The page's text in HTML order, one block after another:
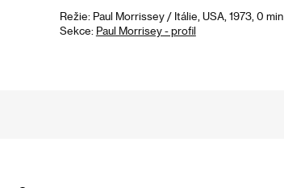
Režie: Paul Morrissey / Itálie, USA, 1973, 0 min
Sekce: Paul Morrisey - profil